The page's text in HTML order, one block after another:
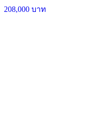
208,000 บาท